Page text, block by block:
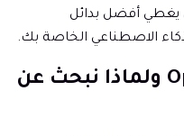
يغطي أفضل بدائل
الجزء 1: ما هو OpenClaw ولماذا نبحث عن